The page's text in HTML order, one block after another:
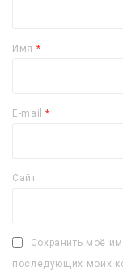
Имя *
E-mail*
Сайт
Сохранить моё
последующих моих